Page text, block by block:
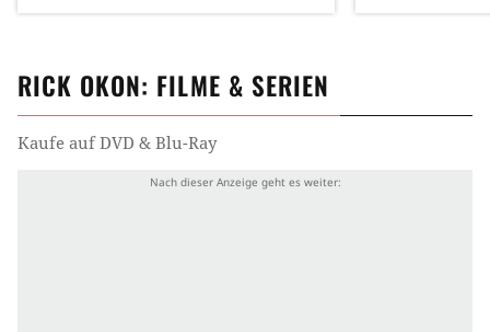
RICK OKON: FILME & SERIEN
Kaufe auf DVD & Blu-Ray